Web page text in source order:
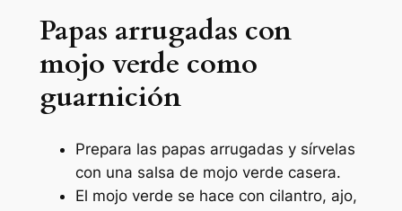
Papas arrugadas con
mojo verde como
guarnición
Prepara las papas arrugadas y sírvelas
con una salsa de mojo verde casera.
El mojo verde se hace con cilantro, ajo,